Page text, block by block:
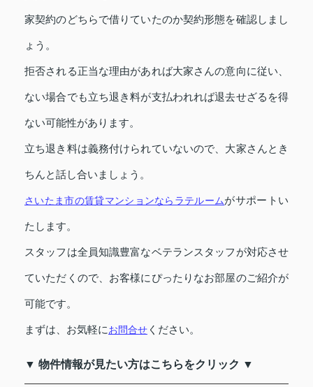
家契約のどちらで借りていたのか契約形態を確認しまし
ょう。
拒否される正当な理由があれば大家さんの意向に従い、
ない場合でも立ち退き料が支払われれば退去せざるを得
ない可能性があります。
立ち退き料は義務付けられていないので、大家さんとき
ちんと話し合いましょう。
さいたま市の賃貸マンションならラテルームがサポートい
たします。
スタッフは全員知識豊富なベテランスタッフが対応させ
ていただくので、お客様にぴったりなお部屋のご紹介が
可能です。
まずは、お気軽にお問合せ ください。
▼ 物件情報が見たい方はこちらをクリック ▼